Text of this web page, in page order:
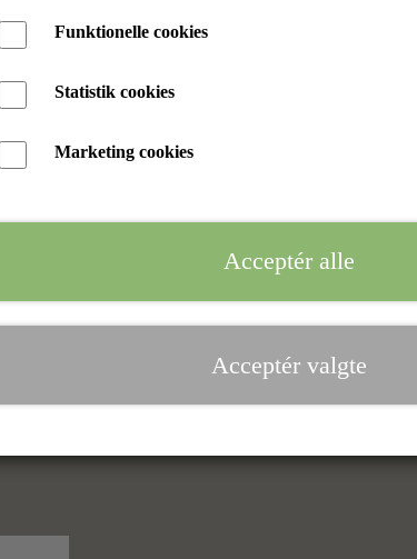
Lindberg
Farve
40-47
− +
Funktionelle cookies
Statistik cookies
Marketing cookies
Acceptér alle
Acceptér valgte